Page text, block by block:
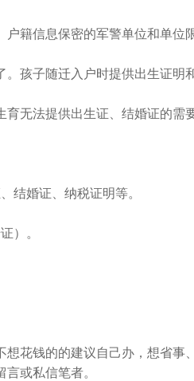
信息保密的军警单位和单位
子随迁入户时提供出生证明和
法提供出生证、结婚证的需要
婚证、纳税证明等。
）。
钱的的建议自己办，想省事
或私信笔者。